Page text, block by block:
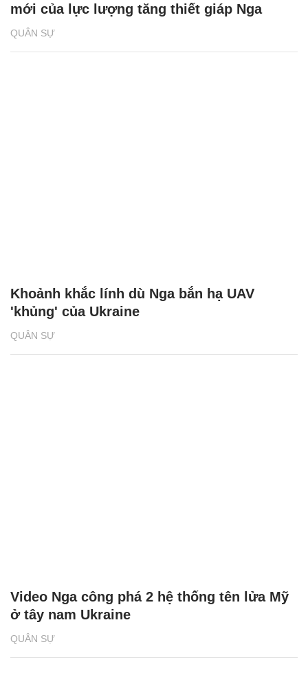
QUÂN SỰ
mới của lực lượng tăng thiết giáp Nga
QUÂN SỰ
Khoảnh khắc lính dù Nga bắn hạ UAV
'khủng' của Ukraine
QUÂN SỰ
Video Nga công phá 2 hệ thống tên lửa Mỹ
ở tây nam Ukraine